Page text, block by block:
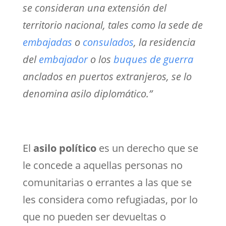
se consideran una extensión del
territorio nacional, tales como la sede de
embajadas o consulados, la residencia
delembajadoro los buques de guerra
anclados en puertos extranjeros, se lo
denomina asilo diplomático.”
El asilo político es un derecho que se
le concede a aquellas personas no
comunitarias o errantes a las que se
les considera como refugiadas, por lo
que no pueden ser devueltas o